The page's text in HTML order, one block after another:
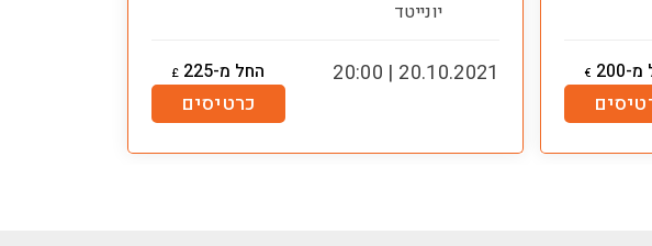
200
€
יונייטד
20.10.2021 | 20:00 החל מ-225 £
כרטיסים